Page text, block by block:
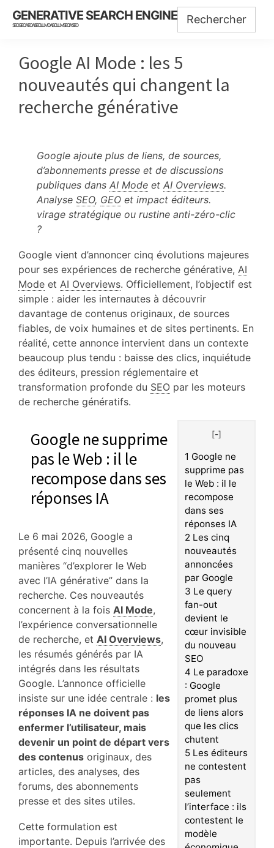
Skip
Skip
Skip
GENERATIVE SEARCH ENGINE
SEO GEO AEO AISEO LLMO AISO LLMSEO IASEO
Google AI Mode : les 5
nouveautés qui changent la
recherche générative
Google ajoute plus de liens, de sources,
d’abonnements presse et de discussions
publiques dans AI Mode et AI Overviews.
Analyse SEO, GEO et impact éditeurs.
virage stratégique ou rustine anti-zéro-clic
?
Google vient d’annoncer cinq évolutions majeures
pour ses expériences de recherche générative, AI
Mode et AI Overviews. Officiellement, l’objectif est
simple : aider les internautes à découvrir
davantage de contenus originaux, de sources
fiables, de voix humaines et de sites pertinents. En
réalité, cette annonce intervient dans un contexte
beaucoup plus tendu : baisse des clics, inquiétude
des éditeurs, pression réglementaire et
transformation profonde du SEO par les moteurs
de recherche génératifs.
[-]
1 Google ne
supprime pas
le Web : il le
recompose
dans ses
réponses IA
2 Les cinq
nouveautés
annoncées
par Google
3 Le query
fan-out
devient le
cœur invisible
du nouveau
SEO
4 Le paradoxe
: Google
promet plus
de liens alors
que les clics
chutent
5 Les éditeurs
ne contestent
pas
seulement
l’interface : ils
contestent le
modèle
Google ne supprime
pas le Web : il le
recompose dans ses
réponses IA
Le 6 mai 2026, Google a
présenté cinq nouvelles
manières “d’explorer le Web
avec l’IA générative” dans la
recherche. Ces nouveautés
concernent à la fois AI Mode,
l’expérience conversationnelle
de recherche, et AI Overviews,
les résumés générés par IA
intégrés dans les résultats
Google. L’annonce officielle
insiste sur une idée centrale : les
réponses IA ne doivent pas
enfermer l’utilisateur, mais
devenir un point de départ vers
des contenus originaux, des
articles, des analyses, des
forums, des abonnements
presse et des sites utiles.
Cette formulation est
importante. Depuis l’arrivée des